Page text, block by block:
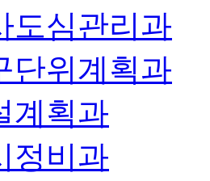
도심관리과
단위계획과
계획과
정비과